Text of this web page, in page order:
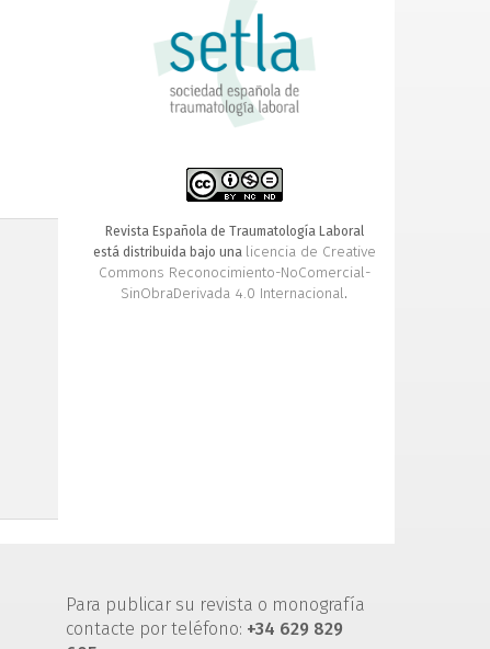
Revista Española de Traumatología Laboral
está distribuida bajo una licencia de Creative
Commons Reconocimiento-NoComercial-
SinObraDerivada 4.0 Internacional.
Para publicar su revista o monografía
contacte por teléfono: +34 629 829